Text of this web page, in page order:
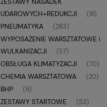
UDAROWYCH+REDUKCJI
(18)
PNEUMATYKA (283)
WYPOSAŻENIE WARSZTATOWE i
WULKANIZACJI
(57)
OBSŁUGA KLIMATYZACJI (70)
CHEMIA WARSZTATOWA (20)
BHP (9)
ZESTAWY STARTOWE (53)